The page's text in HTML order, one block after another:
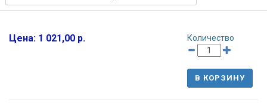
Цена: 1 021,00 р. Количество
В КОРЗИНУ